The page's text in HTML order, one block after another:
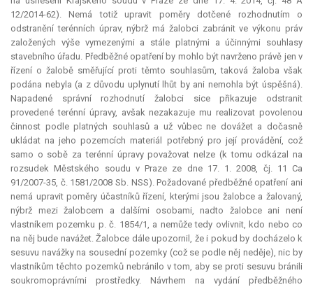
12/2014-62). Nemá totiž upravit poměry dotčené rozhodnutím o
odstranění terénních úprav, nýbrž má žalobci zabránit ve výkonu práv
založených výše vymezenými a stále platnými a účinnými souhlasy
stavebního úřadu. Předběžné opatření by mohlo být navrženo právě jen v
řízení o žalobě směřující proti těmto souhlasům, taková žaloba však
podána nebyla (a z důvodu uplynutí lhůt by ani nemohla být úspěšná).
Napadené správní rozhodnutí žalobci sice přikazuje odstranit
provedené terénní úpravy, avšak nezakazuje mu realizovat povolenou
činnost podle platných souhlasů a už vůbec ne dovážet a dočasně
ukládat na jeho pozemcích materiál potřebný pro její provádění, což
samo o sobě za terénní úpravy považovat nelze (k tomu odkázal na
rozsudek Městského soudu v Praze ze dne 17. 1. 2008, čj. 11 Ca
91/2007-35, č. 1581/2008 Sb. NSS). Požadované předběžné opatření ani
nemá upravit poměry účastníků řízení, kterými jsou žalobce a žalovaný,
nýbrž mezi žalobcem a dalšími osobami, nadto žalobce ani není
vlastníkem pozemku p. č. 1854/1, a nemůže tedy ovlivnit, kdo nebo co
na něj bude navážet. Žalobce dále upozornil, že i pokud by docházelo k
sesuvu navážky na sousední pozemky (což se podle něj neděje), nic by
vlastníkům těchto pozemků nebránilo v tom, aby se proti sesuvu bránili
soukromoprávními prostředky. Návrhem na vydání předběžného